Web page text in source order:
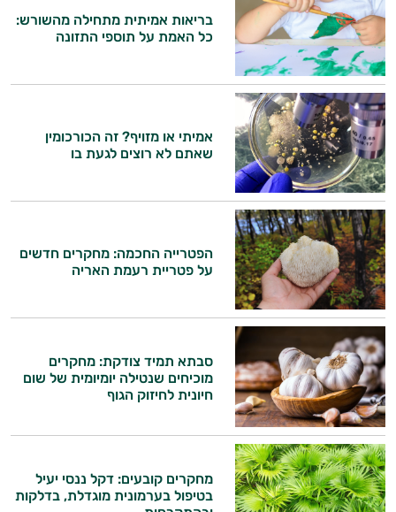
בריאות אמיתית מתחילה מהשורש:
כל האמת על תוספי התזונה
אמיתי או מזויף? זה הכורכומין
שאתם לא רוצים לגעת בו
הפטרייה החכמה: מחקרים חדשים
על פטריית רעמת האריה
סבתא תמיד צודקת: מחקרים
מוכיחים שנטילה יומיומית של שום
חיונית לחיזוק הגוף
מחקרים קובעים: דקל ננסי יעיל
בטיפול בערמונית מוגדלת, בדלקות
היי,
אני יועץ הבריאות האישי AI של טבע בריא.
התשובות שלי מבוססות על מאגרי מידע קליניים
וספרות מקצועית בתחומי הרפואה הטבעית
ותזונת הספורט.